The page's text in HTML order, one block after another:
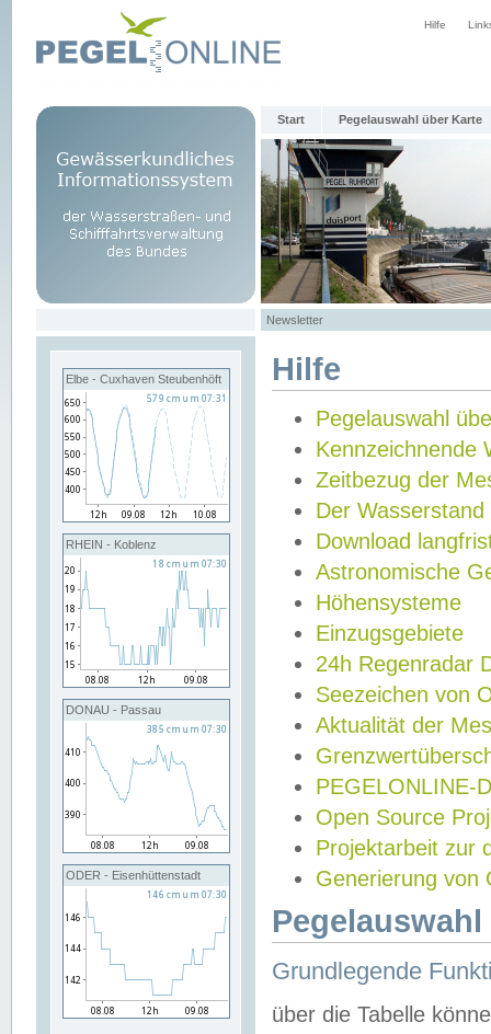
Hilfe
Start Pegelauswahl über Karte
Newsletter
Elbe - Cuxhaven Steubenhöft
RHEIN - Koblenz
DONAU - Passau
ODER - Eisenhüttenstadt
Hilfe
Pegelauswahl
Kennzeichnende
Zeitbezug der
Der Wasserstand
Download
Astronomische
Höhensysteme
Einzugsgebiete
24h Regenradar
Seezeichen von
Aktualität der
PEGELONLINE-
Open Source
Projektarbeit zur
Generierung von
Grundlegende
über die Tabelle